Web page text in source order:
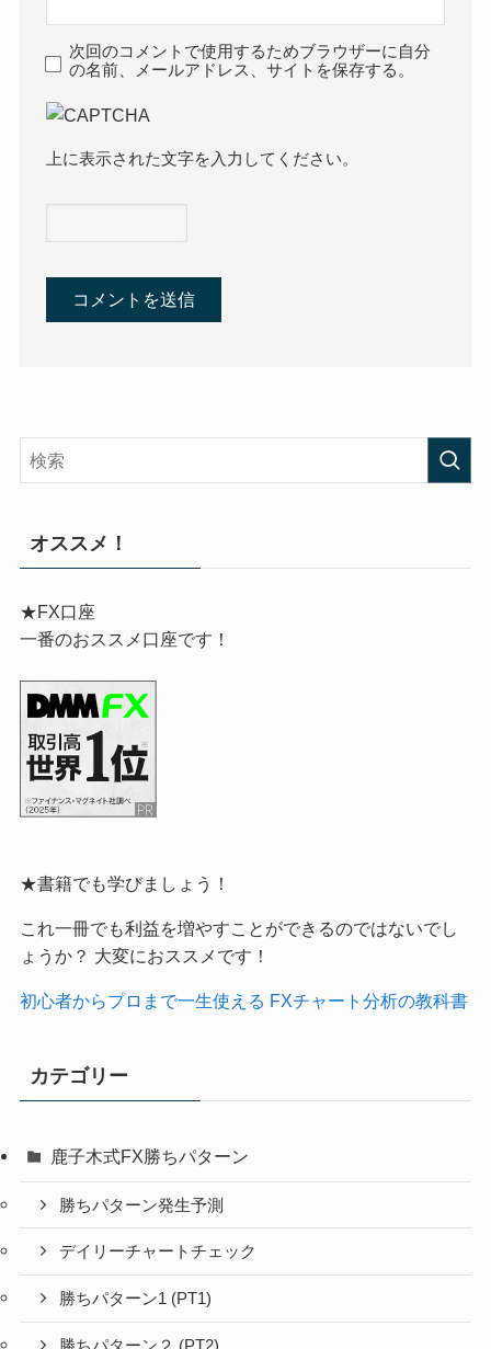
次回のコメントで使用するためブラウザーに自分
の名前、メールアドレス、サイトを保存する。
上に表示された文字を入力してください。
オススメ！
★FX口座
一番のおススメ口座です！
★書籍でも学びましょう！
これ一冊でも利益を増やすことができるのではないでし
ょうか？ 大変におススメです！
初心者からプロまで一生使える FXチャート分析の教科書
カテゴリー
鹿子木式FX勝ちパターン
勝ちパターン発生予測
デイリーチャートチェック
勝ちパターン1 (PT1)
勝ちパターン２ (PT2)